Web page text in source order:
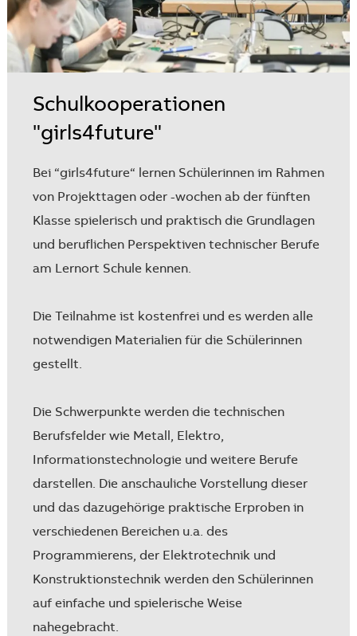
Schulkooperationen
"girls4future"
Bei “girls4future“ lernen Schülerinnen im Rahmen
von Projekttagen oder -wochen ab der fünften
Klasse spielerisch und praktisch die Grundlagen
und beruflichen Perspektiven technischer Berufe
am Lernort Schule kennen.
Die Teilnahme ist kostenfrei und es werden alle
notwendigen Materialien für die Schülerinnen
gestellt.
Die Schwerpunkte werden die technischen
Berufsfelder wie Metall, Elektro,
Informationstechnologie und weitere Berufe
darstellen. Die anschauliche Vorstellung dieser
und das dazugehörige praktische Erproben in
verschiedenen Bereichen u.a. des
Programmierens, der Elektrotechnik und
Konstruktionstechnik werden den Schülerinnen
auf einfache und spielerische Weise
nahegebracht.